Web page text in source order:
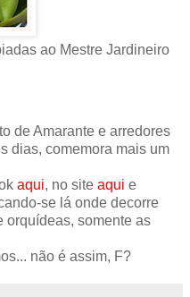
ao Mestre Jardineiro
de Amarante e arredores
dias, comemora mais um
aqui, no site aqui e
se lá onde decorre
orquídeas, somente as
não é assim, F?